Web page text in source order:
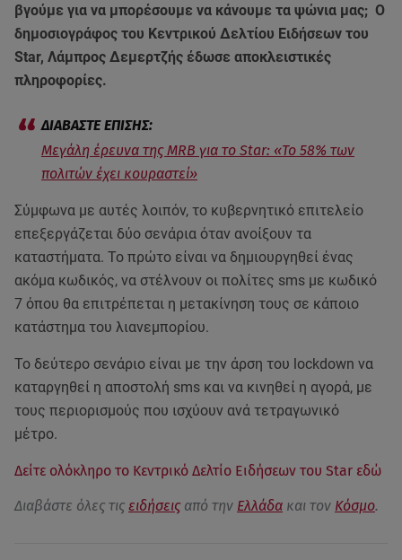
βγούμε για να μπορέσουμε να κάνουμε τα ψώνια μας; Ο
δημοσιογράφος του Κεντρικού Δελτίου Ειδήσεων του
Star, Λάμπρος Δεμερτζής έδωσε αποκλειστικές
πληροφορίες.
Μεγάλη έρευνα της MRB για το Star: «To 58% των
πολιτών έχει κουραστεί»
Σύμφωνα με αυτές λοιπόν, το κυβερνητικό επιτελείο
επεξεργάζεται δύο σενάρια όταν ανοίξουν τα
καταστήματα. Το πρώτο είναι να δημιουργηθεί ένας
ακόμα κωδικός, να στέλνουν οι πολίτες sms με κωδικό
7 όπου θα επιτρέπεται η μετακίνηση τους σε κάποιο
κατάστημα του λιανεμπορίου.
Το δεύτερο σενάριο είναι με την άρση του lockdown να
καταργηθεί η αποστολή sms και να κινηθεί η αγορά, με
τους περιορισμούς που ισχύουν ανά τετραγωνικό
μέτρο.
Δείτε ολόκληρο το Κεντρικό Δελτίο Ειδήσεων του Star εδώ
Διαβάστε όλες τις ειδήσεις από την Ελλάδα και τον Κόσμο.